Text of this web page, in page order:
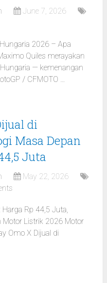
June 7, 2026
2026 – Apa
Quiles merayakan
— kemenangan
/ CFMOTO …
di
Masa Depan
Juta
May 22, 2026
Rp 44,5 Juta,
Motor Listrik 2026 Motor
Omo X Dijual di